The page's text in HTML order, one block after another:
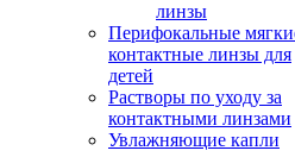
линзы
Перифокальные
контактные линзы для
детей
Растворы по уходу за
контактными линзами
Увлажняющие капли